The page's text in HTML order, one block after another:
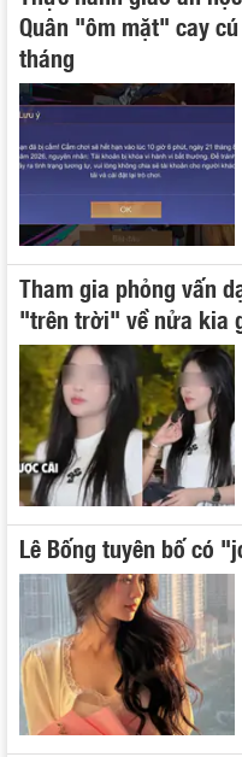
Quân "ôm mặt" cay
tháng
Tham gia phỏng vấn
"trên trời" về nửa kia
Lê Bống tuyên bố có